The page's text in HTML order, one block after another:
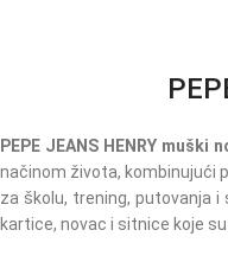
PEPE JEANS HENRY muški
načinom života, kombinujući
za školu, trening, putovanja
kartice, novac i sitnice koje